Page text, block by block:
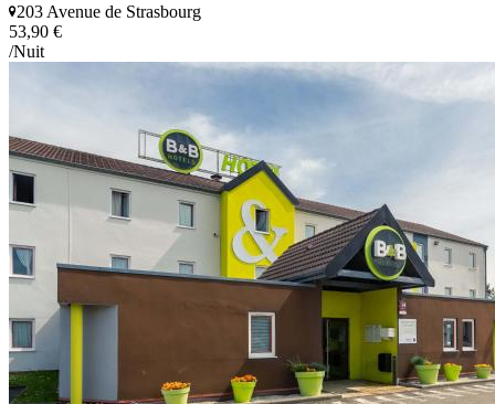
203 Avenue de Strasbourg
53,90 €
/Nuit